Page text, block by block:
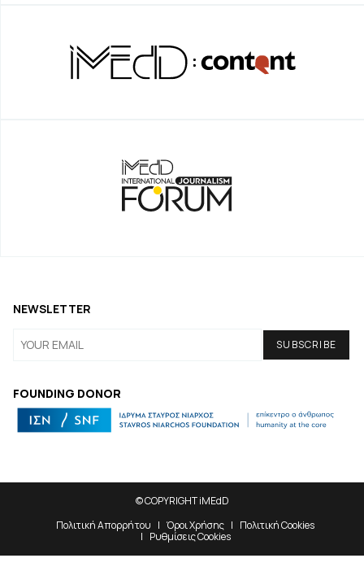
FOUNDING DONOR
NEWSLETTER
© COPYRIGHT iMEdD
Πολιτική Απορρήτου
Όροι Χρήσης
Πολιτική Cookies
Ρυθμίσεις Cookies